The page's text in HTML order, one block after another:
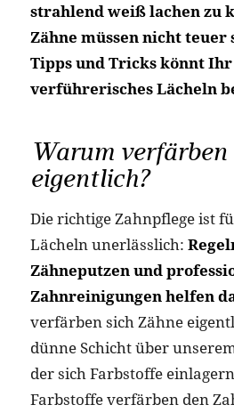
strahlend weiß lachen zu
Zähne müssen nicht teuer
Tipps und Tricks könnt
verführerisches Lächeln
Warum verfärben
eigentlich?
Die richtige Zahnpflege ist
Lächeln unerlässlich:
Zähneputzen und
Zahnreinigungen helfen
verfärben sich Zähne
dünne Schicht über
der sich Farbstoffe
Farbstoffe verfärben den